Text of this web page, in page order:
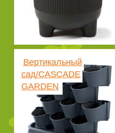
Вертикальный
сад/CASCADE
GARDEN